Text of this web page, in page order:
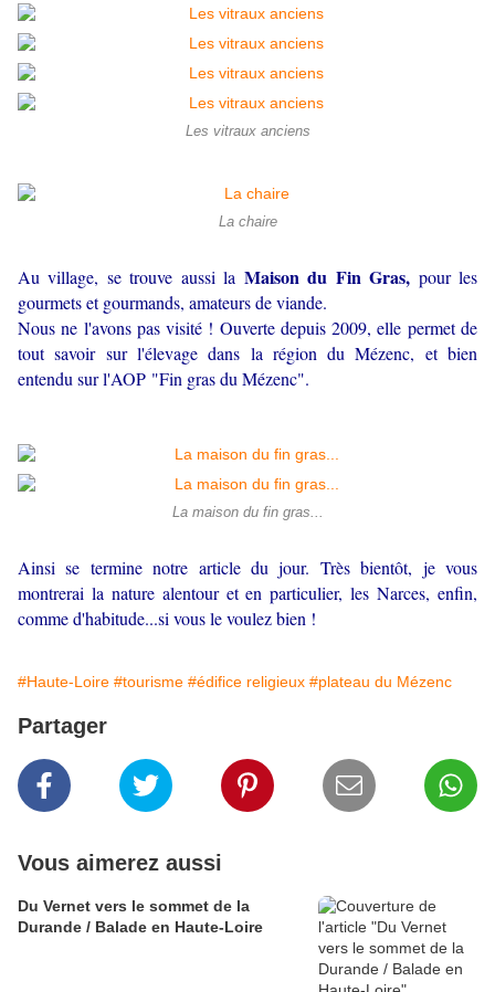
Les vitraux anciens
La chaire
Au village, se trouve aussi la Maison du Fin Gras, pour les
gourmets et gourmands, amateurs de viande.
Nous ne l'avons pas visité ! Ouverte depuis 2009, elle permet de
tout savoir sur l'élevage dans la région du Mézenc, et bien
entendu sur l'AOP "Fin gras du Mézenc".
La maison du fin gras...
Ainsi se termine notre article du jour. Très bientôt, je vous
montrerai la nature alentour et en particulier, les Narces, enfin,
comme d'habitude...si vous le voulez bien !
#Haute-Loire #tourisme #édifice religieux #plateau du Mézenc
Partager
Vous aimerez aussi
Du Vernet vers le sommet de la
Durande / Balade en Haute-Loire